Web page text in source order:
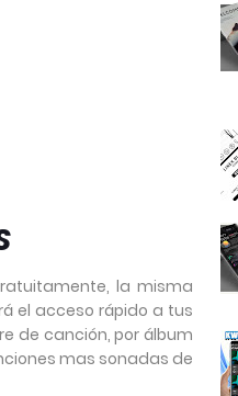
la misma
el acceso rápido a tus
de canción, por álbum
mas sonadas de